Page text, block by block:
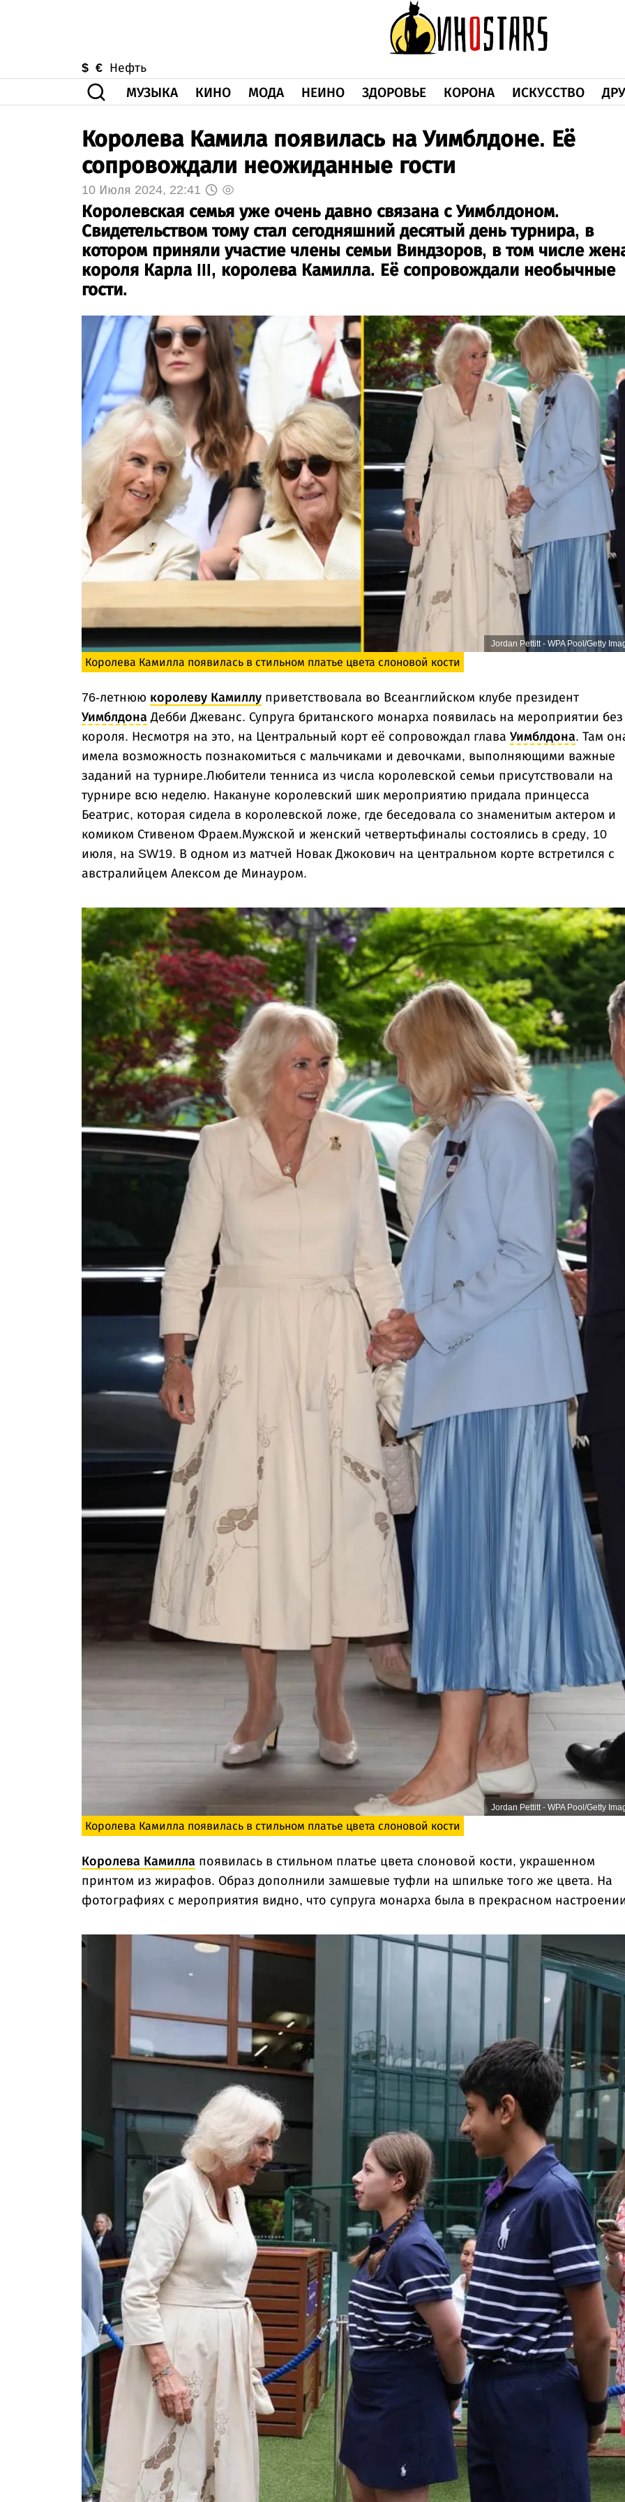
$ € Нефть
МУЗЫКА КИНО МОДА НЕИНО ЗДОРОВЬЕ КОРОНА ИСКУССТВО
Королева Камила появилась на Уимблдоне. Её
сопровождали неожиданные гости
10 Июля 2024, 22:41
Королевская семья уже очень давно связана с Уимблдоном.
Свидетельством тому стал сегодняшний десятый день турнира, в
котором приняли участие члены семьи Виндзоров, в том числе
короля Карла III, королева Камилла. Её сопровождали необычные
гости.
Jordan Pettitt - WPA Pool/Getty
Королева Камилла появилась в стильном платье цвета слоновой кости
76-летнюю королеву Камиллу приветствовала во Всеанглийском клубе президент
Уимблдона Дебби Джеванс. Супруга британского монарха появилась на мероприятии без
короля. Несмотря на это, на Центральный корт её сопровождал глава Уимблдона. Там
имела возможность познакомиться с мальчиками и девочками, выполняющими важные
заданий на турнире.Любители тенниса из числа королевской семьи присутствовали на
турнире всю неделю. Накануне королевский шик мероприятию придала принцесса
Беатрис, которая сидела в королевской ложе, где беседовала со знаменитым актером и
комиком Стивеном Фраем.Мужской и женский четвертьфиналы состоялись в среду, 10
июля, на SW19. В одном из матчей Новак Джокович на центральном корте встретился с
австралийцем Алексом де Минауром.
Jordan Pettitt - WPA Pool/Getty
Королева Камилла появилась в стильном платье цвета слоновой кости
Королева Камилла появилась в стильном платье цвета слоновой кости, украшенном
принтом из жирафов. Образ дополнили замшевые туфли на шпильке того же цвета. На
фотографиях с мероприятия видно, что супруга монарха была в прекрасном